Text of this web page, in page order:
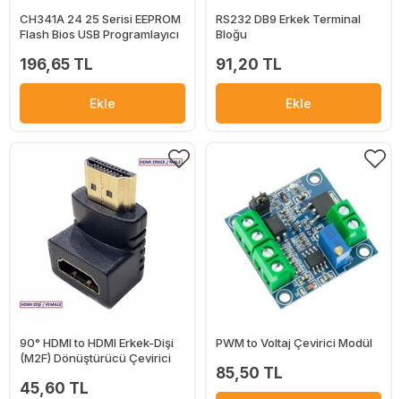
CH341A 24 25 Serisi EEPROM
Flash Bios USB Programlayıcı
196,65 TL
Ekle
RS232 DB9 Erkek Terminal
Bloğu
91,20 TL
Ekle
90° HDMI to HDMI Erkek-Dişi
(M2F) Dönüştürücü Çevirici
45,60 TL
PWM to Voltaj Çevirici Modül
85,50 TL